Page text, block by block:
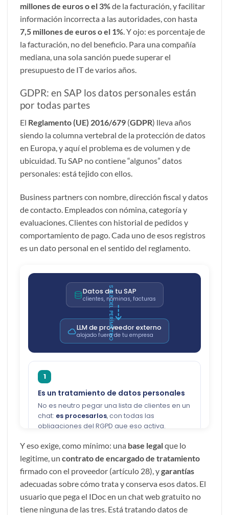
millones de euros o el 3%de la facturación, y facilitar
información incorrecta a las autoridades, con hasta
7,5 millones de euros o el 1% . Y ojo: es porcentaje de
la facturación, no del beneficio. Para una compañía
mediana, una sola sanción puede superar el
presupuesto de IT de varios años.
GDPR: en SAP los datos personales están
por todas partes
El Reglamento (UE) 2016/679 (GDPR) lleva años
siendo la columna vertebral de la protección de datos
en Europa, y aquí el problema es de volumen y de
ubicuidad. Tu SAP no contiene “algunos” datos
personales: está tejido con ellos.
Business partners con nombre, dirección fiscal y datos
de contacto. Empleados con nómina, categoría y
evaluaciones. Clientes con historial de pedidos y
comportamiento de pago. Cada uno de esos registros
es un dato personal en el sentido del reglamento.
Y eso exige, como mínimo: una base legalque lo
legitime, un contrato de encargado de tratamiento
firmado con el proveedor (artículo 28), ygarantías
adecuadas sobre cómo trata y conserva esos datos. El
usuario que pega el IDoc en un chat web gratuito no
tiene ninguna de las tres. Está tratando datos de